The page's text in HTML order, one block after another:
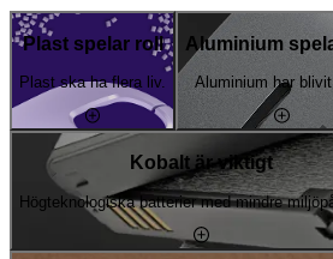
Plast spelar roll
Plast ska ha flera liv.
Aluminium
Aluminium har
Kobalt är viktigt
Högteknologiska batterier med mindre